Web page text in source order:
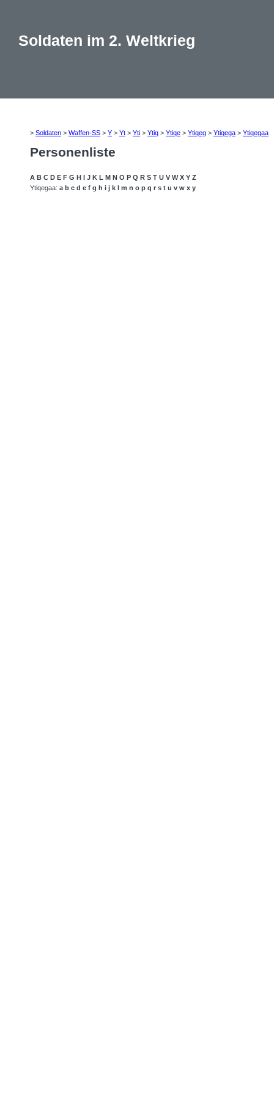
Soldaten im 2. Weltkrieg
> Soldaten > Waffen-SS > Y > Yt > Yti > Ytiq > Ytiqe > Ytiqeg > Ytiqega > Ytiqegaa
Personenliste
A B C D E F G H I J K L M N O P Q R S T U V W X Y Z
Ytiqegaa: a b c d e f g h i j k l m n o p q r s t u v w x y